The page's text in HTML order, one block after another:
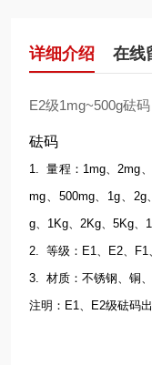
详细介绍 在线
E2级1mg~500g砝码
砝码
1. 量程：1mg、2mg
mg、500mg、1g、2g
g、1Kg、2Kg、5Kg、
2. 等级：E1、E2、F1
3. 材质：不锈钢、铜
注明：E1、E2级砝码